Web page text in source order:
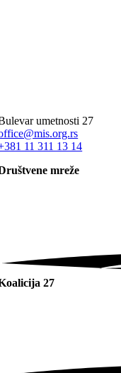
umetnosti 27
11 311 13 14
mreže
27